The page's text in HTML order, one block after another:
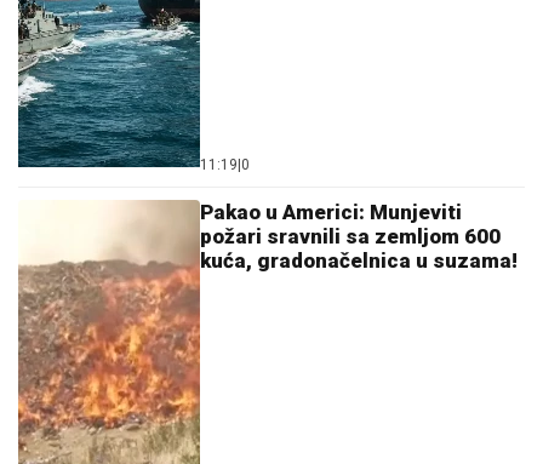
11:19 0
Pakao u Americi: Munjeviti
požari sravnili sa zemljom 600
kuća, gradonačelnica u suzama!